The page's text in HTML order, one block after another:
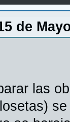
de
las